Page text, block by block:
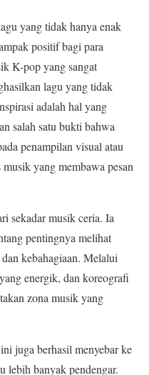
yang tidak hanya enak
positif bagi para
K-pop yang sangat
lagu yang tidak
adalah hal yang
salah satu bukti bahwa
penampilan visual atau
yang membawa pesan
sekadar musik ceria. Ia
pentingnya melihat
kebahagiaan. Melalui
energik, dan koreografi
zona musik yang
juga berhasil menyebar ke
lebih banyak pendengar.